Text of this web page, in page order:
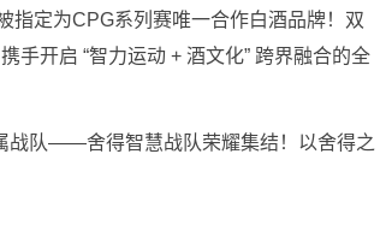
指定为CPG系列赛唯一合作白酒品牌！双
手开启 “智力运动 + 酒文化” 跨界融合的全
战队——舍得智慧战队荣耀集结！以舍得之